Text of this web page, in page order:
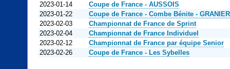
2023-01-14
Coupe de France - AUSSOIS
2023-01-22
Coupe de France - Combe Bénite - GRANIER
2023-02-03
Championnat de France de Sprint
2023-02-04
Championnat de France Individuel
2023-02-12
Championnat de France par équipe Senior
2023-02-26
Coupe de France - Les Sybelles